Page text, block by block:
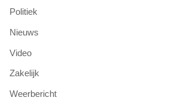
Politiek
Nieuws
Video
Zakelijk
Weerbericht